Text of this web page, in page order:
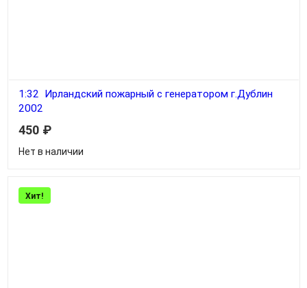
1:32 Ирландский пожарный с генератором г.Дублин
2002
450 ₽
Нет в наличии
Хит!